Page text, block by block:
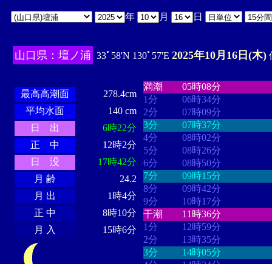
年 月 日
山口県：壇ノ浦 33ﾟ58'N 130ﾟ57'E 2025年10月16日(木)
最高高潮面
278.4cm
平均水面
140 cm
日 出
6時22分
正 中
12時2分
日 没
17時42分
月 齢
24.2
月 出
1時4分
正 中
8時10分
月 入
15時6分
満潮
05時08分
1分
06時34分
2分
07時09分
3分
07時37分
4分
08時02分
5分
08時26分
6分
08時50分
7分
09時15分
8分
09時42分
9分
10時17分
干潮
11時36分
1分
12時59分
2分
13時35分
3分
14時05分